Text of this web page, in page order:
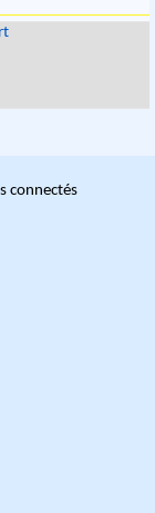
connectés